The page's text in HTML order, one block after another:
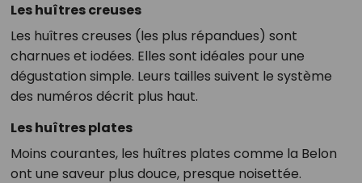
Les huîtres creuses
Les huîtres creuses (les plus répandues) sont
charnues et iodées. Elles sont idéales pour une
dégustation simple. Leurs tailles suivent le système
des numéros décrit plus haut.
Les huîtres plates
Moins courantes, les huîtres plates comme la Belon
ont une saveur plus douce, presque noisettée.